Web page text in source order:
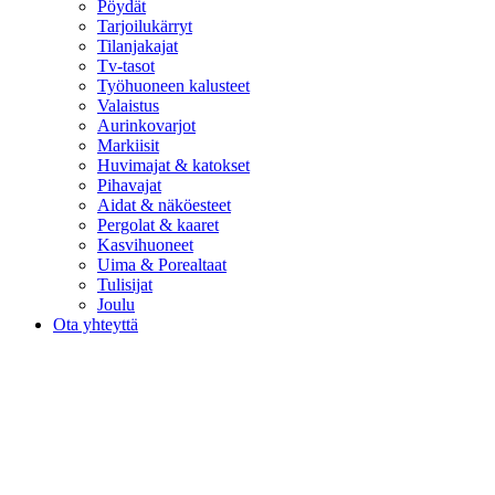
Pöydät
Tarjoilukärryt
Tilanjakajat
Tv-tasot
Työhuoneen kalusteet
Valaistus
Aurinkovarjot
Markiisit
Huvimajat & katokset
Pihavajat
Aidat & näköesteet
Pergolat & kaaret
Kasvihuoneet
Uima & Porealtaat
Tulisijat
Joulu
Ota yhteyttä